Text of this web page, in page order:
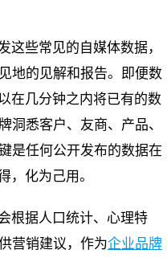
这些常见的自媒体数据，
地的见解和报告。即便数
在几分钟之内将已有的数
洞悉客户、友商、产品、
是任何公开发布的数据在
，化为己用。
根据人口统计、心理特
营销建议，作为企业品牌